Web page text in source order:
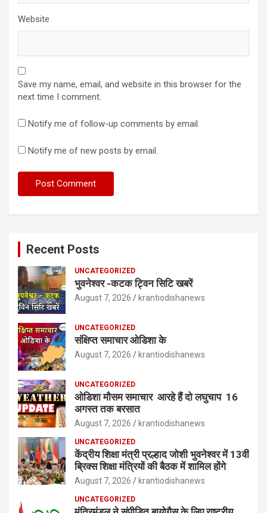
Website
Save my name, email, and website in this browser for the
next time I comment.
Notify me of follow-up comments by email.
Notify me of new posts by email.
Recent Posts
UNCATEGORIZED
भुवनेश्वर -कटक ट्विन सिटि खबरें
August 7, 2026 krantiodishanews
UNCATEGORIZED
संक्षिप्त समाचार ओडिशा के
August 7, 2026 krantiodishanews
UNCATEGORIZED
ओडिशा मौसम समाचार आरहे हैं दो लघुचाप 16
अगस्त तक बरसात
August 7, 2026 krantiodishanews
UNCATEGORIZED
केंद्रीय शिक्षा मंत्री प्रल्हाद जोशी भुवनेश्वर में 13वीं
ब्रिक्स शिक्षा मंत्रियों की बैठक में शामिल होंगे
August 7, 2026 krantiodishanews
UNCATEGORIZED